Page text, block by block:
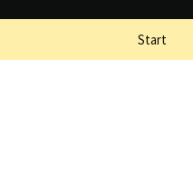
Start